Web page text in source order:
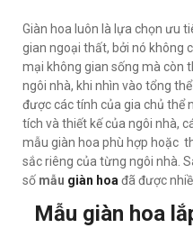
Giàn hoa luôn là lựa chọn ưu
gian ngoại thất, bởi nó không
mại không gian sống mà còn
ngôi nhà, khi nhìn vào tổng
được các tính của gia chủ thể
tích và thiết kế của ngôi nhà,
mẫu giàn hoa phù hợp hoặc
sắc riêng của từng ngôi nhà.
số mẫu giàn hoađã được
Mẫu giàn hoa